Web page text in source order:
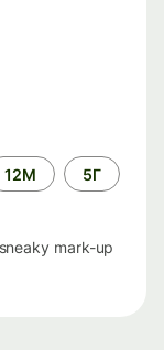
12М 5Г
mark-up